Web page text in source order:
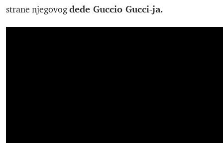
strane njegovogdede Guccio Gucci-ja.